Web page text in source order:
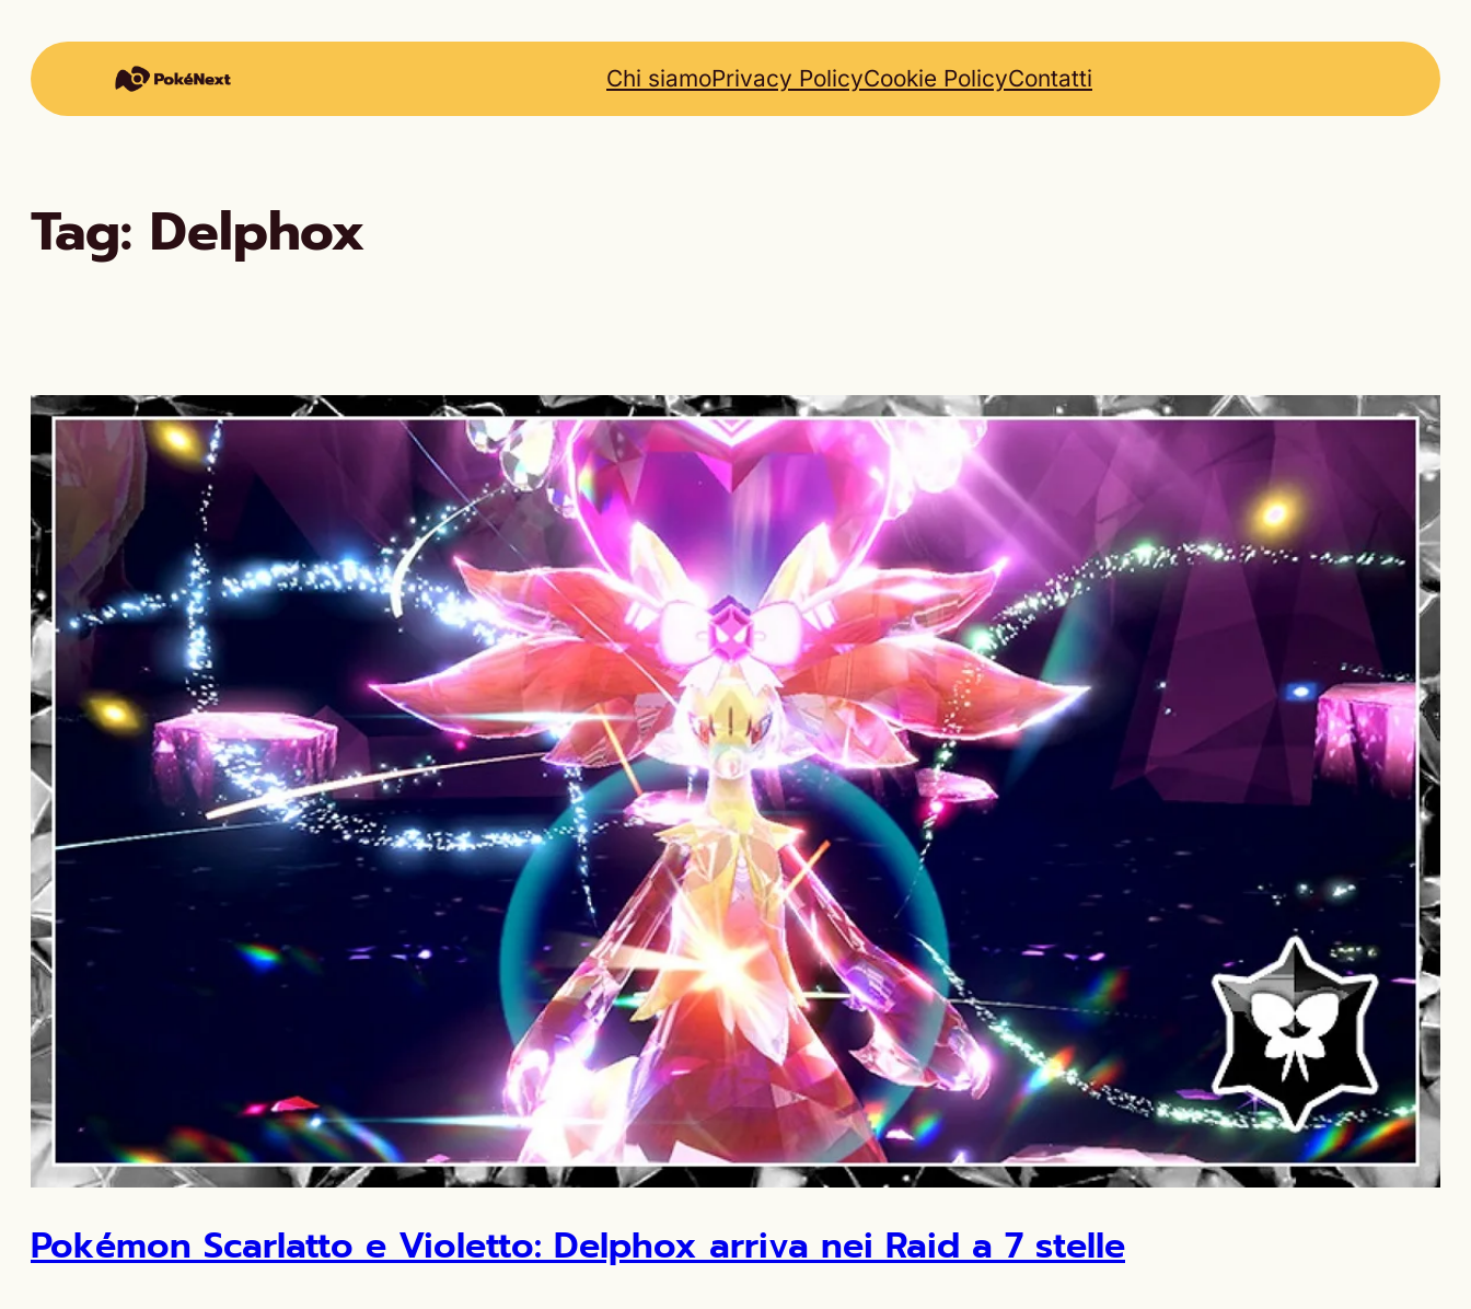
contenuto
Chi siamoPrivacy PolicyCookie PolicyContatti
Tag: Delphox
Pokémon Scarlatto e Violetto: Delphox arriva nei Raid a 7 stelle